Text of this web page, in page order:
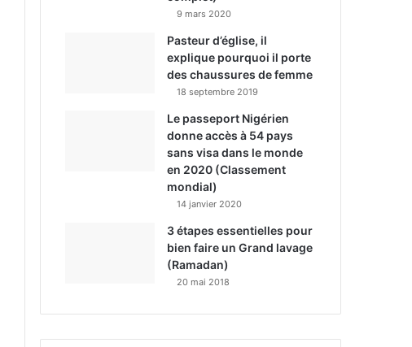
9 mars 2020
Pasteur d’église, il
explique pourquoi il porte
des chaussures de femme
18 septembre 2019
Le passeport Nigérien
donne accès à 54 pays
sans visa dans le monde
en 2020 (Classement
mondial)
14 janvier 2020
3 étapes essentielles pour
bien faire un Grand lavage
(Ramadan)
20 mai 2018